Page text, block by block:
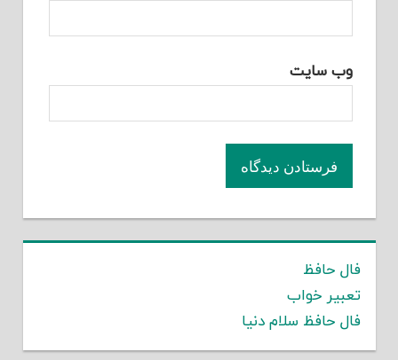
وب‌ سایت
فال حافظ
تعبیر خواب
فال حافظ سلام دنیا